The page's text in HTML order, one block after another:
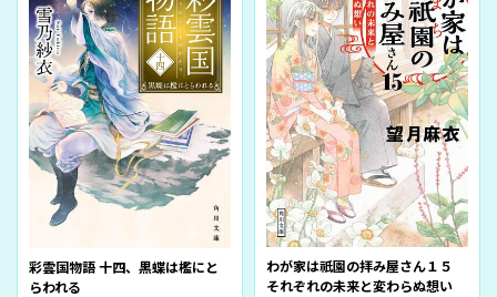
彩雲国物語 十四、黒蝶は檻にと
らわれる
わが家は祇園の拝み屋さん１５
それぞれの未来と変わらぬ想い